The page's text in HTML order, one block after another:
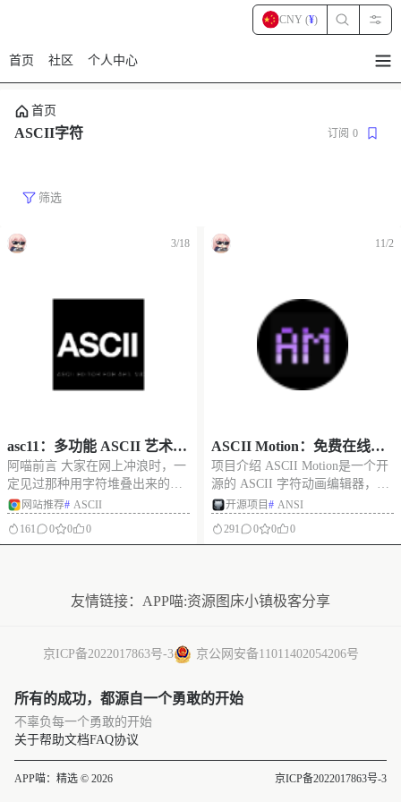
首页 社区 个人中心
CNY (¥)
首页
ASCII字符 订阅 0
筛选
3/18
asc11：多功能 ASCII 艺术编
辑器，支持视频、实时画面
与 WebGL 导出
阿喵前言 大家在网上冲浪时，一
定见过那种用字符堆叠出来的图
片或者视频，这种 ASCII 艺术风
前想要制作这种效果，可能需要
现了一个叫 asc11 的在线工具
网站推荐# ASCII
161
0 0 0
11/2
ASCII Motion：免费在线制
作 ASCII、ANSI 字符动画，
开源的 ASCII 字符动画编辑
器
项目介绍 ASCII Motion是一个开
源的 ASCII 字符动画编辑器，可
以将视频、动态图像或自定义创
者提供了部署好的网站，可直接
开源项目 # ANSI
291
0 0 0
友情链接： APP喵:资源 图床小镇极客分享
京ICP备2022017863号-3 京公网安备11011402054206号
所有的成功，都源自一个勇敢的开始
不辜负每一个勇敢的开始
关于帮助文档FAQ协议
APP喵：精选 © 2026 京ICP备2022017863号-3